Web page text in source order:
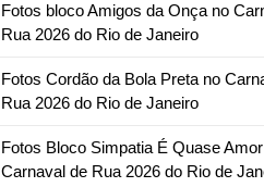
Fotos bloco Amigos da Onça no
Rua 2026 do Rio de Janeiro
Fotos Cordão da Bola Preta no
Rua 2026 do Rio de Janeiro
Fotos Bloco Simpatia É Quase
Carnaval de Rua 2026 do Rio de